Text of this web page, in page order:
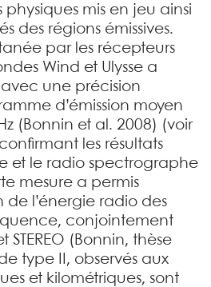
physiques mis en jeu ainsi
des régions émissives.
par les récepteurs
Wind et Ulysse a
une précision
d’émission moyen
(Bonnin et al. 2008) (voir
les résultats
et le radio spectrographe
mesure a permis
de l’énergie radio des
conjointement
STEREO (Bonnin, thèse
type II, observés aux
et kilométriques, sont